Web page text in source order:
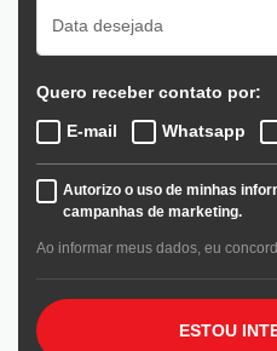
Quero receber contato por:
E-mail
Whatsapp
Autorizo o uso de minhas
campanhas de marketing.
Ao informar meus dados, eu
ESTOU